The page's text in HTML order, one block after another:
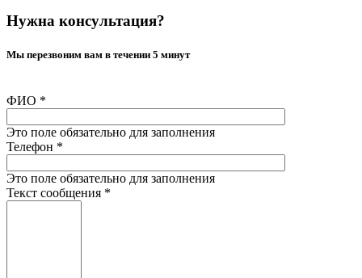
Нужна консультация?
Мы перезвоним вам в течении 5 минут
ФИО *
Это поле обязательно для заполнения
Телефон *
Это поле обязательно для заполнения
Текст сообщения *